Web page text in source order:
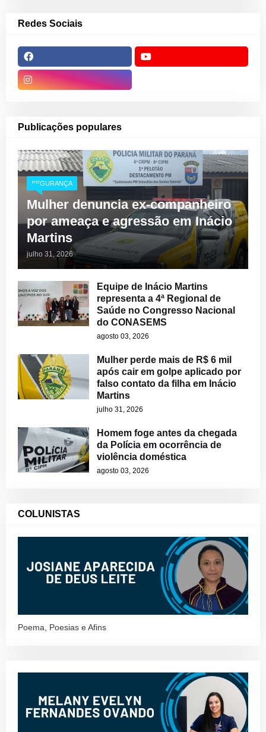
Redes Sociais
Publicações populares
SEGURANÇA
Mulher denuncia ex-companheiro
por ameaça e agressão em Inácio
Martins
julho 31, 2026
Equipe de Inácio Martins
representa a 4ª Regional de
Saúde no Congresso Nacional
do CONASEMS
agosto 03, 2026
Mulher perde mais de R$ 6 mil
após cair em golpe aplicado por
falso contato da filha em Inácio
Martins
julho 31, 2026
Homem foge antes da chegada
da Polícia em ocorrência de
violência doméstica
agosto 03, 2026
COLUNISTAS
Poema, Poesias e Afins